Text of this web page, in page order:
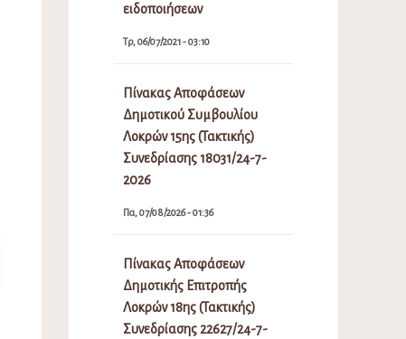
ειδοποιήσεων
Τρ, 06/07/2021 - 03:10
Πίνακας Αποφάσεων
Δημοτικού Συμβουλίου
Λοκρών 15ης (Τακτικής)
Συνεδρίασης 18031/24-7-
2026
Πα, 07/08/2026 - 01:36
Πίνακας Αποφάσεων
Δημοτικής Επιτροπής
Λοκρών 18ης (Τακτικής)
Συνεδρίασης 22627/24-7-